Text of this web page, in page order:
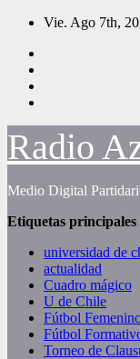
Saltar
contenido
Vie. Ago 7th,
Radio
Medio Digital
Etiquetas principales
universidad de
actualidad
Cuadro mágico
U de Chile
Fútbol
Fútbol
Torneo de